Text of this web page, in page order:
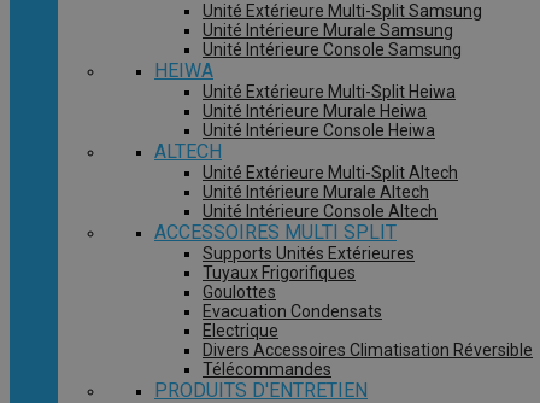
Unité Extérieure Multi-Split Samsung
Unité Intérieure Murale Samsung
Unité Intérieure Console Samsung
HEIWA
Unité Extérieure Multi-Split Heiwa
Unité Intérieure Murale Heiwa
Unité Intérieure Console Heiwa
ALTECH
Unité Extérieure Multi-Split Altech
Unité Intérieure Murale Altech
Unité Intérieure Console Altech
ACCESSOIRES MULTI SPLIT
Supports Unités Extérieures
Tuyaux Frigorifiques
Goulottes
Evacuation Condensats
Electrique
Divers Accessoires Climatisation Réversible
Télécommandes
PRODUITS D'ENTRETIEN